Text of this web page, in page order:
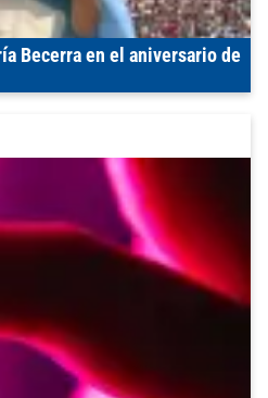
Becerra en el aniversario de